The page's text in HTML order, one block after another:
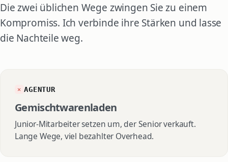
Die zwei üblichen Wege zwingen Sie zu einem
Kompromiss. Ich verbinde ihre Stärken und lasse
die Nachteile weg.
✕ AGENTUR
Gemischtwarenladen
Junior-Mitarbeiter setzen um, der Senior verkauft.
Lange Wege, viel bezahlter Overhead.